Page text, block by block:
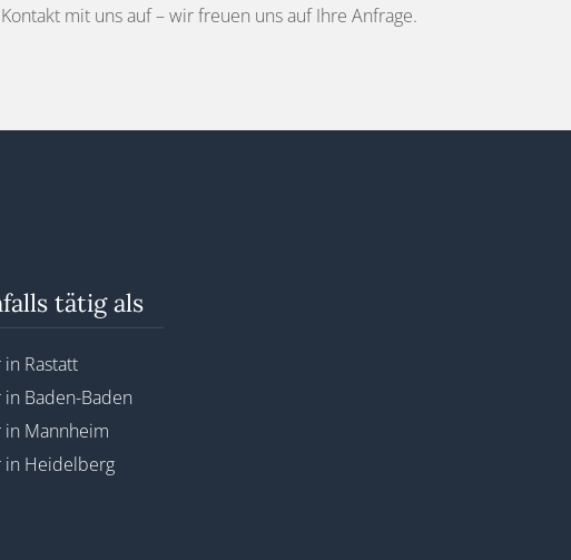
mit uns auf – wir freuen uns auf Ihre Anfrage.
tätig als
Rastatt
Baden-Baden
Mannheim
Heidelberg